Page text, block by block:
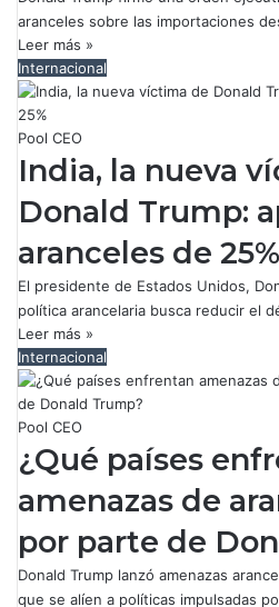
aranceles sobre las importaciones
Leer más »
Internacional
Pool CEO
India, la nueva
Donald Trump:
aranceles de 25%
El presidente de Estados Unidos,
política arancelaria busca reducir el
Leer más »
Internacional
Pool CEO
¿Qué países
amenazas de
por parte de
Donald Trump lanzó amenazas
que se alíen a políticas impulsadas